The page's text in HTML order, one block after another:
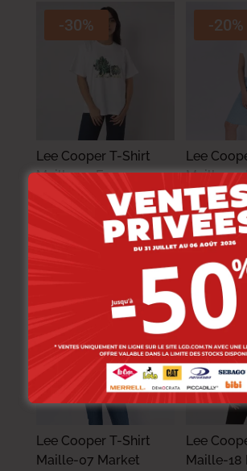
-30%
Lee Cooper T-Shirt
Maille-01 Emma
Femme Nat.
-20%
Lee
Maille-01
Femme
54.000 DT
43.200DT
Lee Cooper T-Shirt
Maille-07 Market
-30%
Lee
Maille-18